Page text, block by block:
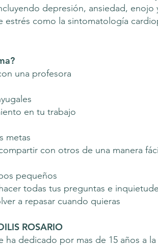
depresión, ansiedad, enojo
como la sintomatología
una profesora
en tu trabajo
metas
con otros de una manera
pequeños
todas tus preguntas e
a repasar cuando quieras
ROSARIO
dedicado por mas de 15 años a